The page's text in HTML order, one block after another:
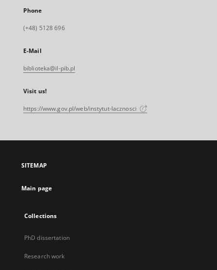
Phone
(+48) 5128 696
E-Mail
biblioteka@il-pib.pl
Visit us!
https://www.gov.pl/web/instytut-lacznosci
SITEMAP
Main page
Collections
PhD dissertation
Research work